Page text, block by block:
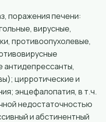
поражения печени:
вирусные,
противоопухолевые,
антидепрессанты,
цирротические и
энцефалопатия, в т.ч.
недостаточностью
и абстинентный